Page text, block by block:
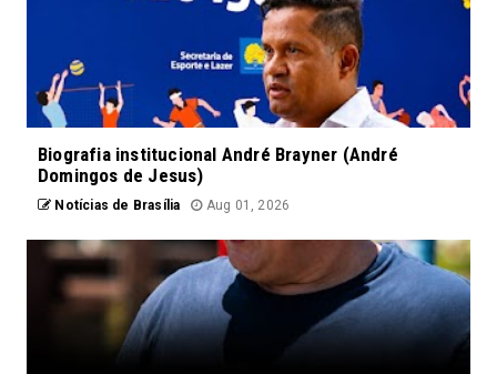
Biografia institucional André Brayner (André
Domingos de Jesus)
Notícias de Brasília Aug 01, 2026